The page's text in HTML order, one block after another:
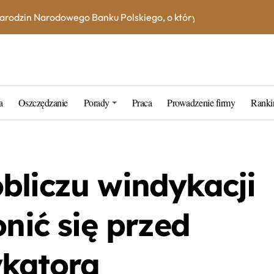
książeczce mieszkaniowej w 2023 roku? Skorzystaj z
jak uniknąć dodatkowych kosztów i opłat?
porady na 2023 rok
wybrać najlepszą inwestycję dla siebie?
Oszczędzanie Porady Praca Prowadzenie firmy
windykacji
się przed